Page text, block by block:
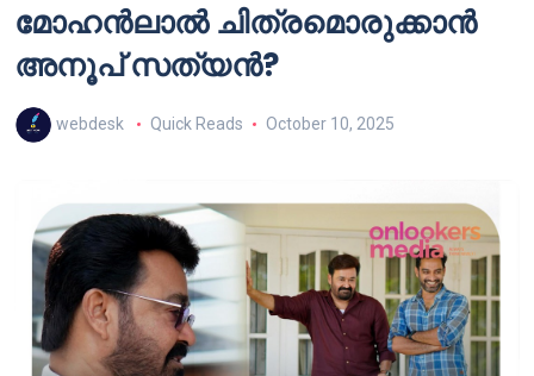
മോഹൻലാൽ ചിത്രമൊരുക്കാൻ
അനൂപ് സത്യൻ?
webdesk Quick Reads October 10, 2025